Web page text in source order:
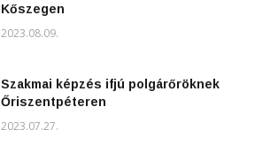
Kőszegen
2023.08.09.
Szakmai képzés ifjú polgárőröknek
Őriszentpéteren
2023.07.27.